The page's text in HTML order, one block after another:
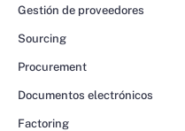
Gestión de proveedores
Sourcing
Procurement
Documentos electrónicos
Factoring